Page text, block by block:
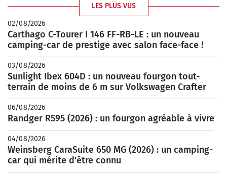
LES PLUS VUS
02/08/2026
Carthago C-Tourer I 146 FF-RB-LE : un nouveau
camping-car de prestige avec salon face-face !
03/08/2026
Sunlight Ibex 604D : un nouveau fourgon tout-
terrain de moins de 6 m sur Volkswagen Crafter
06/08/2026
Randger R595 (2026) : un fourgon agréable à vivre
04/08/2026
Weinsberg CaraSuite 650 MG (2026) : un camping-
car qui mérite d'être connu